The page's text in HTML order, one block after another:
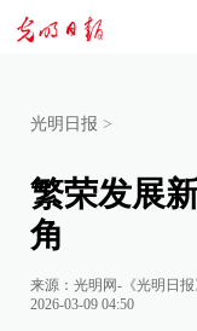
光明日报 >
繁荣发展
角
来源： 光明网-《光明日报
2026-03-09 04:50